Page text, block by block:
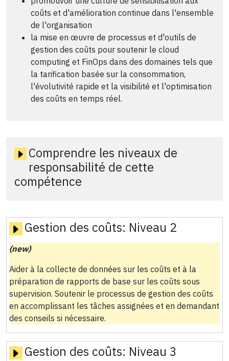
coûts et d'amélioration continue dans l'ensemble
de l'organisation
la mise en œuvre de processus et d'outils de
gestion des coûts pour soutenir le cloud
computing et FinOps dans des domaines tels que
la tarification basée sur la consommation,
l'évolutivité rapide et la visibilité et l'optimisation
des coûts en temps réel.
Comprendre les niveaux de
responsabilité de cette
compétence
Gestion des coûts: Niveau 2
(new)
Aider à la collecte de données sur les coûts et à la
préparation de rapports de base sur les coûts sous
supervision. Soutenir le processus de gestion des coûts
en accomplissant les tâches assignées et en demandant
des conseils si nécessaire.
Gestion des coûts: Niveau 3